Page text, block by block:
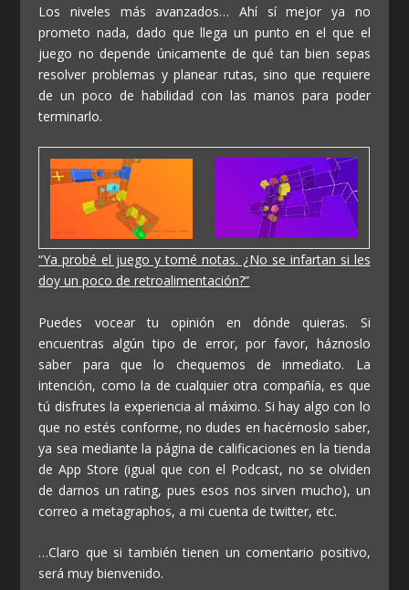
Los niveles más avanzados… Ahí sí mejor ya no
prometo nada, dado que llega un punto en el que el
juego no depende únicamente de qué tan bien sepas
resolver problemas y planear rutas, sino que requiere
de un poco de habilidad con las manos para poder
terminarlo.
“Ya probé el juego y tomé notas. ¿No se infartan si les
doy un poco de retroalimentación?”
Puedes vocear tu opinión en dónde quieras. Si
encuentras algún tipo de error, por favor, háznoslo
saber para que lo chequemos de inmediato. La
intención, como la de cualquier otra compañía, es que
tú disfrutes la experiencia al máximo. Si hay algo con lo
que no estés conforme, no dudes en hacérnoslo saber,
ya sea mediante la página de calificaciones en la tienda
de App Store (igual que con el Podcast, no se olviden
de darnos un rating, pues esos nos sirven mucho), un
correo a metagraphos, a mi cuenta de twitter, etc.
…Claro que si también tienen un comentario positivo,
será muy bienvenido.